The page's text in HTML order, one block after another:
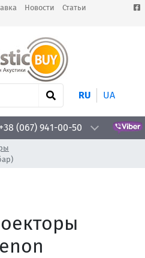
Новости
Статьи
RU UA
+38 (067) 941-00-50